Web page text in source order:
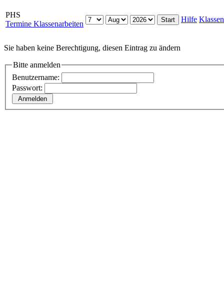
PHS
Termine Klassenarbeiten
Hilfe Klassen
Sie haben keine Berechtigung, diesen Eintrag zu ändern
Bitte anmelden
Benutzername:
Passwort: